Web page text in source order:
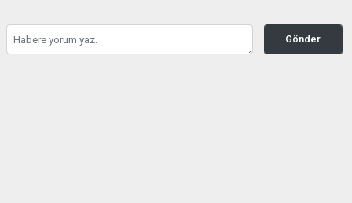
Gönder